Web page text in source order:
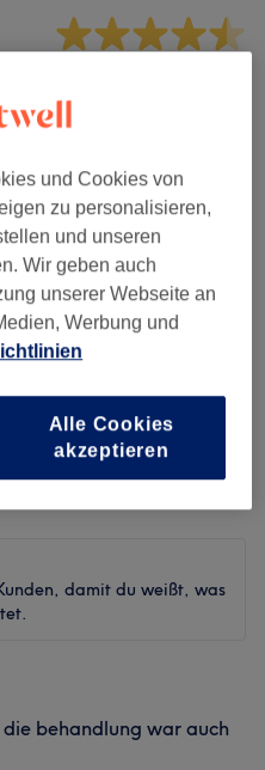
Nach Sternen filtern
damit du weißt, was
behandlung war auch
und Cookies von
zu personalisieren,
und unseren
Wir geben auch
unserer Webseite an
Werbung und
Alle Cookies
akzeptieren